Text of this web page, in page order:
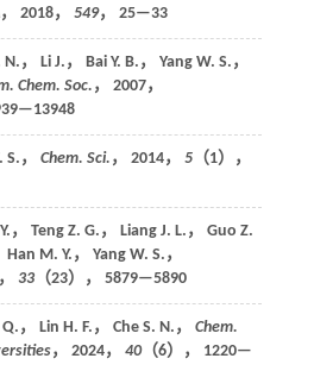
， 2018， 549， 25—33
， Li J.， Bai Y. B.， Yang W. S.，
Chem. Soc.， 2007，
S.， Chem. Sci. ， 2014， 5（1），
， Teng Z. G.， Liang J. L.， Guo Z.
M. Y.， Yang W. S.，
33（23）， 5879—5890
， Lin H. F.， Che S. N.， Chem.
， 2024， 40（6）， 1220—